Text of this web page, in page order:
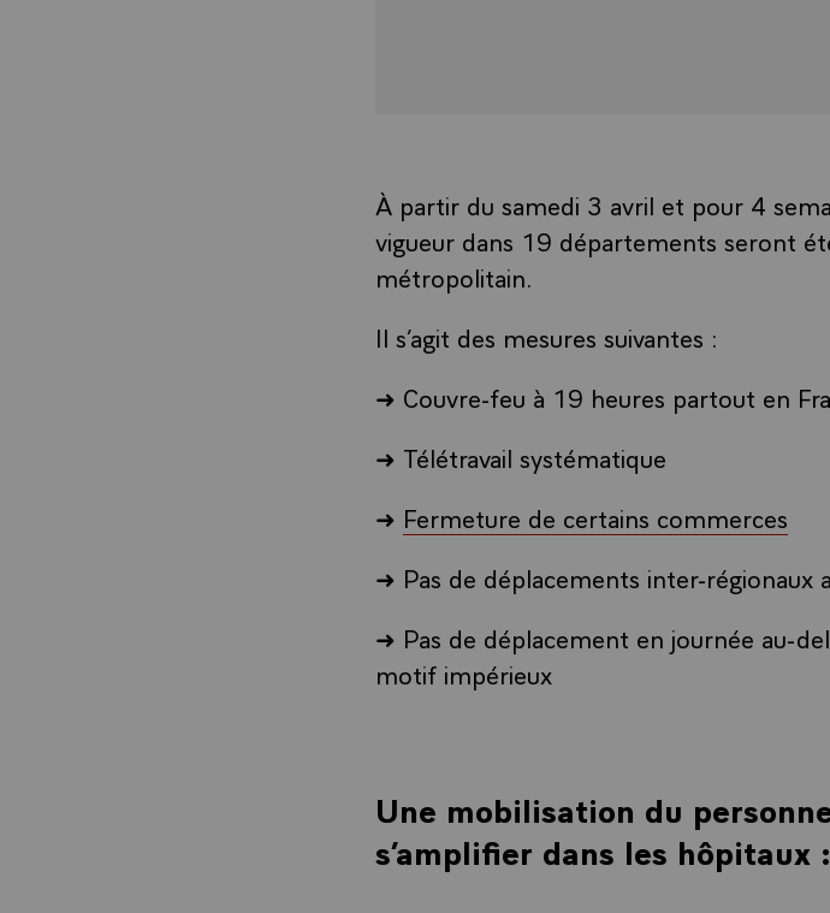
À partir du samedi 3 avril et pour 4
vigueur dans 19 départements seront
métropolitain.
Il s’agit des mesures suivantes :
➜ Couvre-feu à 19 heures partout en
➜ Télétravail systématique
➜ Fermeture de certains commerces
➜ Pas de déplacements inter-
➜ Pas de déplacement en journée au-
motif impérieux
Une mobilisation du
s’amplifier dans les hôpitaux :